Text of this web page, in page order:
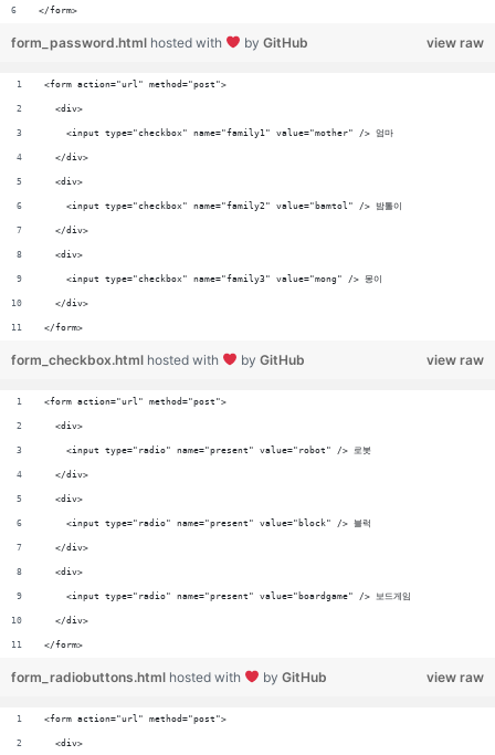
</form>
view raw
form_password.html hosted with by GitHub
<form action="url" method="post">
  <div>
    <input type="checkbox" name="family1" value="mother" /> 엄마
  </div>
  <div>
    <input type="checkbox" name="family2" value="bamtol" /> 밤톨이
  </div>
  <div>
    <input type="checkbox" name="family3" value="mong" /> 몽이
  </div>
</form>
view raw
form_checkbox.html hosted with by GitHub
<form action="url" method="post">
  <div>
    <input type="radio" name="present" value="robot" /> 로봇
  </div>
  <div>
    <input type="radio" name="present" value="block" /> 블럭
  </div>
  <div>
    <input type="radio" name="present" value="boardgame" /> 보드게임
  </div>
</form>
view raw
form_radiobuttons.html hosted with by GitHub
<form action="url" method="post">
  <div>